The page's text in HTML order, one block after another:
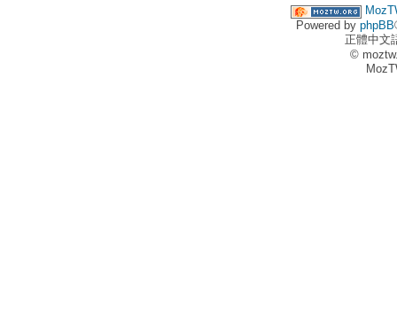
Powered by phpBB
正體中文
©